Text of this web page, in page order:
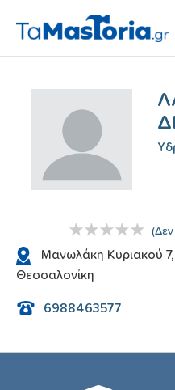
(Δεν
Μανωλάκη Κυριακού
Θεσσαλονίκη
6988463577